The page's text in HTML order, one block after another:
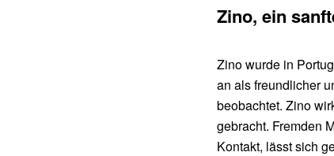
Zino, ein
Zino wurde in
an als freundlicher
beobachtet. Zino
gebracht. Fremden
Kontakt, lässt sich